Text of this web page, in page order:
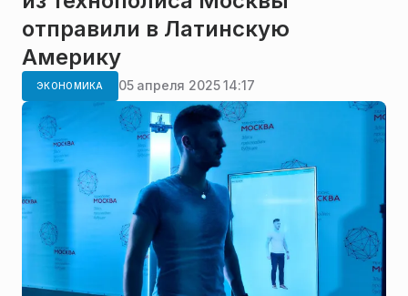
отправили в Латинскую
Америку
ЭКОНОМИКА 05 апреля 2025 14:17